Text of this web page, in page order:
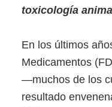
toxicología
En los últimos
Medicamentos
—muchos de los
resultado